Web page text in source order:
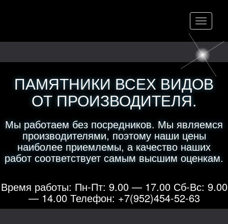
Меню
ПАМЯТНИКИ ВСЕХ ВИДОВ
ОТ ПРОИЗВОДИТЕЛЯ.
Мы работаем без посредников. Мы являемся
производителями, поэтому наши цены
наиболее приемлемы, а качество наших
работ соответствует самым высшим оценкам.
Время работы: Пн-Пт: 9.00 — 17.00 Сб-Вс: 9.00
— 14.00 Телефон: +7(952)454-52-63